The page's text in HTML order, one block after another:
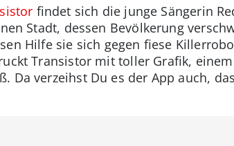
findet sich die junge Sängerin
Stadt, dessen Bevölkerung
Hilfe sie sich gegen fiese
Transistor mit toller Grafik,
Da verzeihst Du es der App auch,